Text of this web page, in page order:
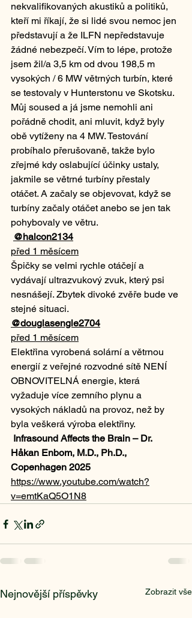
nekvalifikovaných akustiků a politiků,
kteří mi říkají, že si lidé svou nemoc jen
představují a že ILFN nepředstavuje
žádné nebezpečí. Vím to lépe, protože
jsem žil/a 3,5 km od dvou 198,5 m
vysokých / 6 MW větrných turbín, které
se testovaly v Hunterstonu ve Skotsku.
Můj soused a já jsme nemohli ani
pořádně chodit, ani mluvit, když byly
obě vytíženy na 4 MW. Testování
probíhalo přerušovaně, takže bylo
zřejmé kdy oslabující účinky ustaly,
jakmile se větrné turbíny přestaly
otáčet. A začaly se objevovat, když se
turbíny začaly otáčet anebo se jen tak
pohybovaly ve větru.
@halcon2134
před 1 měsícem
Špičky se velmi rychle otáčejí a
vydávají ultrazvukový zvuk, který psi
nesnášejí. Zbytek divoké zvěře bude ve
stejné situaci.
@douglasengle2704
před 1 měsícem
Elektřina vyrobená solární a větrnou
energií z veřejné rozvodné sítě NENÍ
OBNOVITELNÁ energie, která
vyžaduje více zemního plynu a
vysokých nákladů na provoz, než by
byla veškerá výroba elektřiny.
Infrasound Affects the Brain – Dr.
Håkan Enbom, M.D., Ph.D.,
Copenhagen 2025
https://www.youtube.com/watch?
v=emtKaQ5O1N8
Nejnovější příspěvky Zobrazit vše